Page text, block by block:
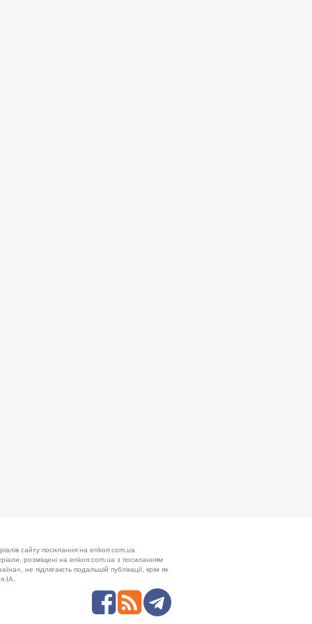
сайту посилання на enkorr.com.ua
розміщені на enkorr.com.ua з посиланням
не підлягають подальшій публікації, крім як
ІА.